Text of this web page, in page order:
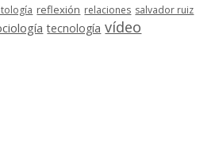
reflexión relaciones salvador ruiz
tecnología vídeo